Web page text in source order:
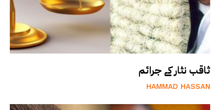
ثاقب نثار کے جرائم
HAMMAD HASSAN